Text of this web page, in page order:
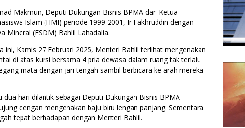
Makmun, Deputi Dukungan Bisnis BPMA dan Ketua
Islam (HMI) periode 1999-2001, Ir Fakhruddin dengan
Mineral (ESDM) Bahlil Lahadalia.
ini, Kamis 27 Februari 2025, Menteri Bahlil terlihat mengenakan
di atas kursi bersama 4 pria dewasa dalam ruang tak terlalu
mata dengan jari tengah sambil berbicara ke arah mereka
hari dilantik sebagai Deputi Dukungan Bisnis BPMA
dengan mengenakan baju biru lengan panjang. Sementara
tepat berhadapan dengan Menteri Bahlil.